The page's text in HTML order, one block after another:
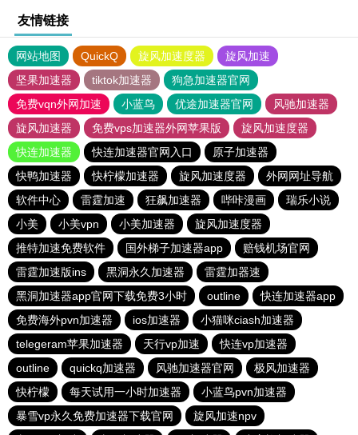
友情链接
网站地图 QuickQ 旋风加速度器
旋风加速
坚果加速器
tiktok加速器
狗急加速器官网
免费vqn外网加速
小蓝鸟 优途加速器官网
风驰加速器
旋风加速器
免费vps加速器外网苹果版
旋风加速度器
快连加速器
快连加速器官网入口
原子加速器
快鸭加速器
快柠檬加速器 旋风加速度器
外网网址导航
软件中心
雷霆加速 狂飙加速器 哔咔漫画
瑞乐小说
小美
小美vpn 小美加速器
旋风加速度器
推特加速免费软件
国外梯子加速器app
赔钱机场官网
雷霆加速版ins
黑洞永久加速器
雷霆加器速
黑洞加速器app官网下载免费3小时
outline
快连加速器app
免费海外pvn加速器
ios加速器
小猫咪ciash加速器
telegeram苹果加速器
天行vp加速
快连vp加速器
outline
quickq加速器 风驰加速器官网
极风加速器
快柠檬
每天试用一小时加速器
小蓝鸟pvn加速器
暴雪vp永久免费加速器下载官网
旋风加速npv